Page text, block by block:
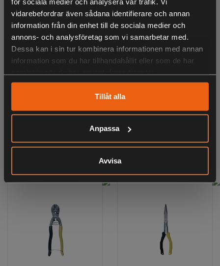
vidarebefordrar även sådana identifierare och annan
information från din enhet till de sociala medier och
annons- och analysföretag som vi samarbetar med.
Dessa kan i sin tur kombinera informationen med annan
information som du har tillhandahållit eller som de har
Tillåt alla
Anpassa
Avvisa
LIKNANDE PRODUKTER
KÖPS OFTA TILLSAMMANS
ANDRA HAR OCKSÅ TITTAT PÅ
RELATERADE PRODUKTER